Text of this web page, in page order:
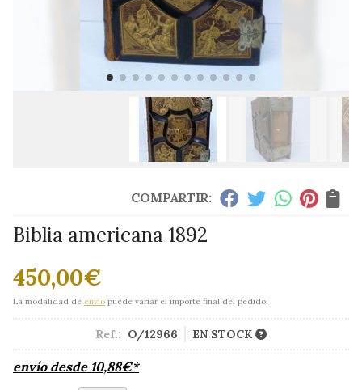
COMPARTIR:
Biblia americana 1892
450,00€
La modalidad de envío puede variar el importe final del pedido.
Ref.: O/12966 EN STOCK
envío desde 10,88€*